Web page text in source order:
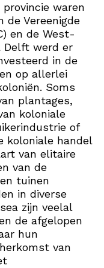
waren
de Vereenigde
en de West-
Delft werd er
in de
op allerlei
Soms
plantages,
koloniale
of
koloniale handel
van elitaire
van de
tuinen
in diverse
zijn veelal
de afgelopen
hun
van